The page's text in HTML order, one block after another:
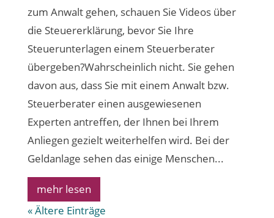
zum Anwalt gehen, schauen Sie Videos über
die Steuererklärung, bevor Sie Ihre
Steuerunterlagen einem Steuerberater
übergeben?Wahrscheinlich nicht. Sie gehen
davon aus, dass Sie mit einem Anwalt bzw.
Steuerberater einen ausgewiesenen
Experten antreffen, der Ihnen bei Ihrem
Anliegen gezielt weiterhelfen wird. Bei der
Geldanlage sehen das einige Menschen...
mehr lesen
« Ältere Einträge